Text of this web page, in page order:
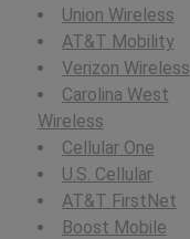
Union Wireless
AT&T Mobility
Verizon Wireless
Carolina West
Wireless
Cellular One
U.S. Cellular
AT&T FirstNet
Boost Mobile